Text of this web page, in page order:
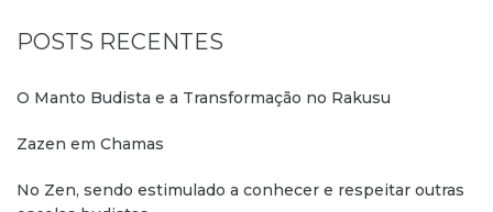
POSTS RECENTES
O Manto Budista e a Transformação no Rakusu
Zazen em Chamas
No Zen, sendo estimulado a conhecer e respeitar outras